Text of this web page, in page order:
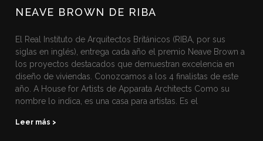
NEAVE BROWN DE RIBA
El Real Instituto de Arquitectos Británicos (RIBA, por sus
siglas en inglés), entrega cada año el premio Neave Brown a
los proyectos destacados que demuestran excelencia en
diseño de viviendas. Conozcamos a los 4 finalistas de este
año. A House for Artists de Apparata Architects Como su
nombre lo indica, es una casa para artistas. Es el
Leer más >